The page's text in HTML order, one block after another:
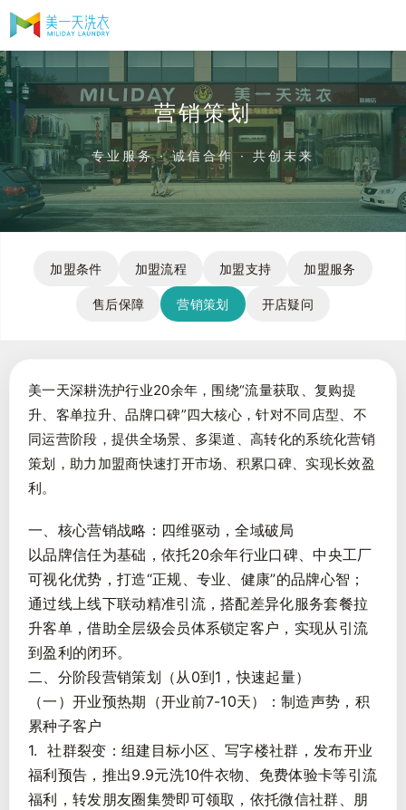
营销策划
专业服务 · 诚信合作 · 共创未来
加盟条件 加盟流程 加盟支持 加盟服务
售后保障 营销策划 开店疑问
美一天深耕洗护行业20余年，围绕“流量获取、复购提
升、客单拉升、品牌口碑”四大核心，针对不同店型、不
同运营阶段，提供全场景、多渠道、高转化的系统化营销
策划，助力加盟商快速打开市场、积累口碑、实现长效盈
利。
一、核心营销战略：四维驱动，全域破局
以品牌信任为基础，依托20余年行业口碑、中央工厂
可视化优势，打造“正规、专业、健康”的品牌心智；
通过线上线下联动精准引流，搭配差异化服务套餐拉
升客单，借助全层级会员体系锁定客户，实现从引流
到盈利的闭环。
二、分阶段营销策划（从0到1，快速起量）
（一）开业预热期（开业前7-10天）：制造声势，积
累种子客户
1. 社群裂变：组建目标小区、写字楼社群，发布开业
福利预告，推出9.9元洗10件衣物、免费体验卡等引流
福利，转发朋友圈集赞即可领取，依托微信社群、朋